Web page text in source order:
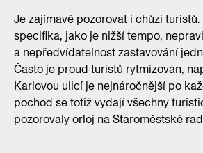
Je zajímavé pozorovat i chůzi turistů.
specifika, jako je nižší tempo,
a nepředvídatelnost zastavování
Často je proud turistů rytmizován,
Karlovou ulicí je nejnáročnější po
pochod se totiž vydají všechny
pozorovaly orloj na Staroměstské